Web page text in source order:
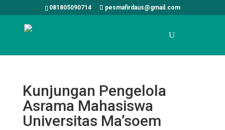
081805090714 pesmafirdaus@gmail.com
Kunjungan Pengelola
Asrama Mahasiswa
Universitas Ma’soem